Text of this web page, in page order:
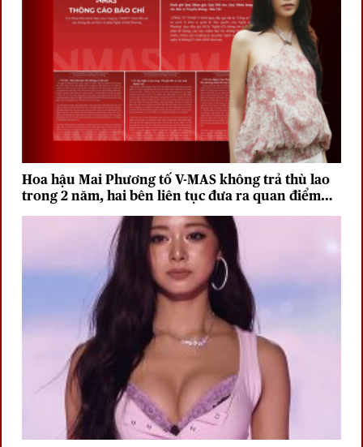
Hoa hậu Mai Phương tố V-MAS không trả thù lao
trong 2 năm, hai bên liên tục đưa ra quan điểm
trái chiều